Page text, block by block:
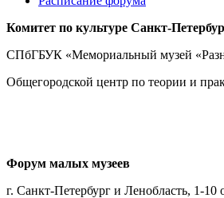
Комитет по культуре Санкт-
СПбГБУК «Мемориальный музей
Общегородской центр по теории и
Форум малых музеев
г. Санкт-Петербург и Ленобласть, 1-10